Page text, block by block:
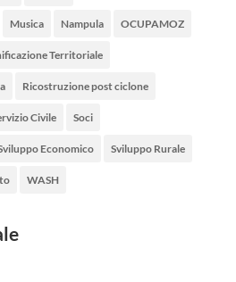
Musica Nampula OCUPAMOZ
Territoriale
Ricostruzione post ciclone
Civile Soci
Economico Sviluppo Rurale
WASH